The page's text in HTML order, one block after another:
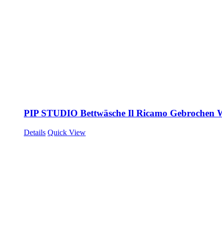
PIP STUDIO Bettwäsche Il Ricamo Gebrochen
Details Quick View